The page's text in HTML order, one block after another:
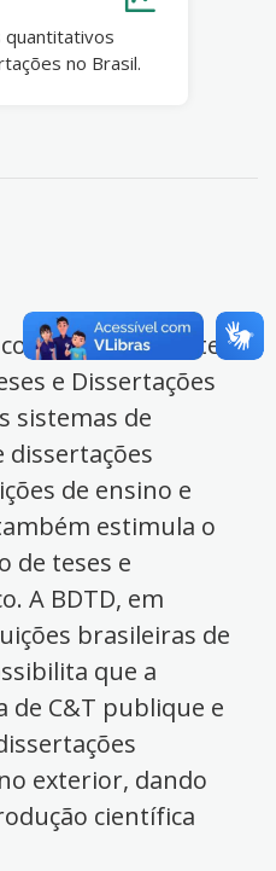
quantitativos
no Brasil.
a Biblioteca
e Dissertações
sistemas de
dissertações
de ensino e
estimula o
de teses e
A BDTD, em
brasileiras de
que a
de C&T publique e
exterior, dando
científica